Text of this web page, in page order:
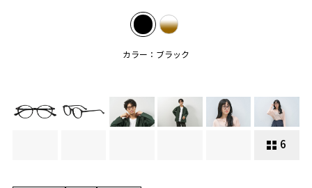
カラー：ブラック
6